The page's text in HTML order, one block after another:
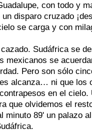
con todo y
un disparo cruzado
se carga y con
Sudáfrica se
mexicanos se
Pero son sólo
alcanza… ni que los
en el cielo.
que olvidemos el
minuto 89' un palazo